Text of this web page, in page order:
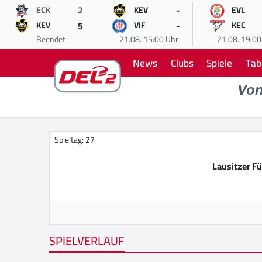
ECK 2
KEV 5
Beendet
KEV -
VIF -
21.08. 15:00 Uhr
EVL
KEC
21.08.
News Clubs Spiele
Spieltag: 27
Lausitzer
SPIELVERLAUF